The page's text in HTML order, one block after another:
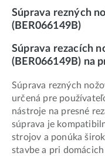
Súprava rezných
(BER066149B)
Súprava rezacích
(BER066149B) na
Súprava rezných
určená pre
nástroje na presné
súprava je
strojov a ponúka
stavbe a pri